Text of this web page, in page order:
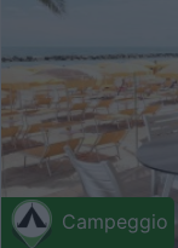
Campeggio